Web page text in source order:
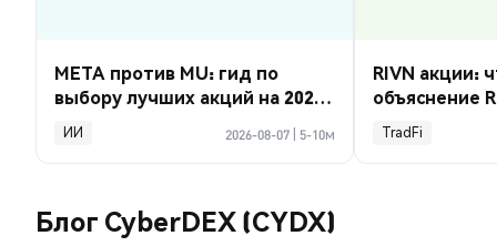
META против MU: гид по
выбору лучших акций на 2026
год
ИИ 2026-08-07 5-10м
RIVN акции:
объяснение
TradFi
Блог CyberDEX (CYDX)